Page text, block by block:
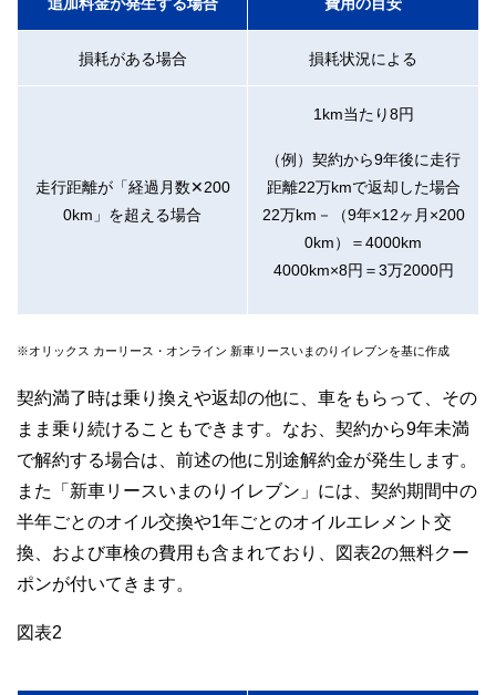
損耗がある場合 損耗状況による
走行距離が「経過月数✕200
0km」を超える場合
1km当たり8円
（例）契約から9年後に走行
距離22万kmで返却した場合
22万km－（9年×12ヶ月×200
0km）＝4000km
4000km×8円＝3万2000円
※オリックス カーリース・オンライン 新車リースいまのりイレブンを基に作成
契約満了時は乗り換えや返却の他に、車をもらって、その
まま乗り続けることもできます。なお、契約から9年未満
で解約する場合は、前述の他に別途解約金が発生します。
また「新車リースいまのりイレブン」には、契約期間中の
半年ごとのオイル交換や1年ごとのオイルエレメント交
換、および車検の費用も含まれており、図表2の無料クー
ポンが付いてきます。
図表2